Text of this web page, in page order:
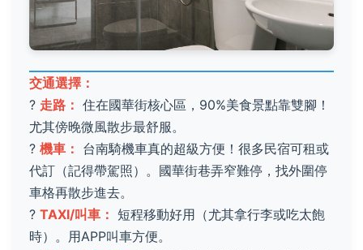
交通選擇：
? 走路： 住在國華街核心區，90%美食景點靠雙腳！
尤其傍晚微風散步最舒服。
? 機車： 台南騎機車真的超級方便！很多民宿可租或
代訂（記得帶駕照）。國華街巷弄窄難停，找外圍停
車格再散步進去。
? TAXI/叫車： 短程移動好用（尤其拿行李或吃太飽
時）。用APP叫車方便。